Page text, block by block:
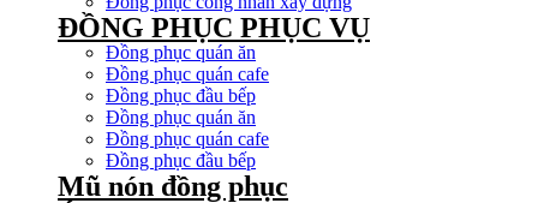
ĐỒNG PHỤC PHỤC VỤ
Đồng phục quán ăn
Đồng phục quán cafe
Đồng phục đầu bếp
Đồng phục quán ăn
Đồng phục quán cafe
Đồng phục đầu bếp
Mũ nón đồng phục